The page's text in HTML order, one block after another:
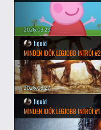
2026.03.29.
liquid
MINDEN IDŐK LEGJOBB INTRÓI #2
2026.03.27.
liquid
MINDEN IDŐK LEGJOBB INTRÓI #1